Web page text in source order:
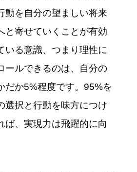
動を自分の望ましい将来
と寄せていくことが有効
いる意識、つまり理性に
ールできるのは、自分の
だか5%程度です。95%を
選択と行動を味方につけ
ば、実現力は飛躍的に向